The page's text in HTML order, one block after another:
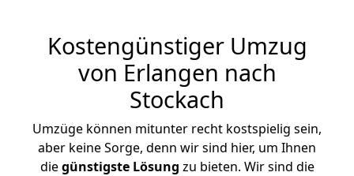
Kostengünstiger Umzug
von Erlangen nach
Stockach
Umzüge können mitunter recht kostspielig sein,
aber keine Sorge, denn wir sind hier, um Ihnen
diegünstigste Lösung zu bieten. Wir sind die